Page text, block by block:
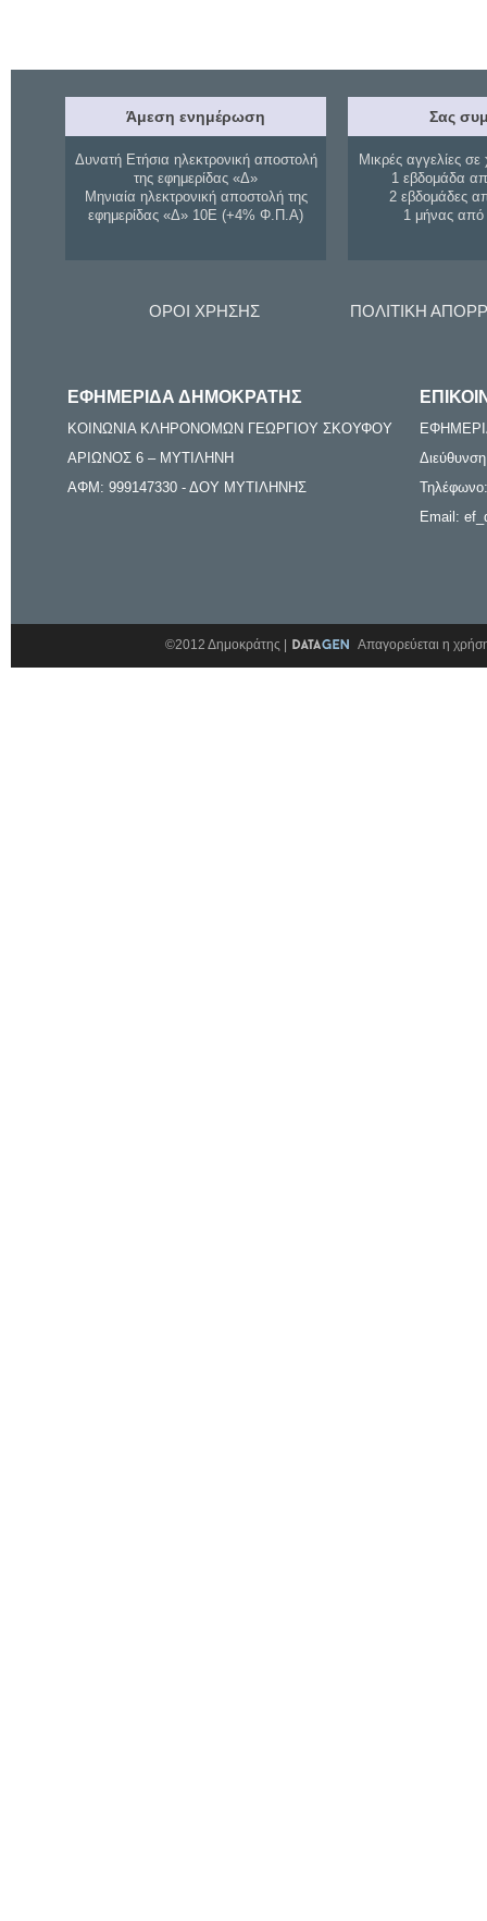
Άμεση ενημέρωση
Δυνατή Ετήσια ηλεκτρονική αποστολή
της εφημερίδας «Δ»
Μηνιαία ηλεκτρονική αποστολή της
εφημερίδας «Δ» 10Ε (+4% Φ.Π.Α)
Σας
Μικρές αγγελίες σε
1 εβδομάδα
2 εβδομάδες
1 μήνας
ΟΡΟΙ ΧΡΗΣΗΣ ΠΟΛΙΤΙΚΗ
ΕΦΗΜΕΡΙΔΑ ΔΗΜΟΚΡΑΤΗΣ
ΚΟΙΝΩΝΙΑ ΚΛΗΡΟΝΟΜΩΝ ΓΕΩΡΓΙΟΥ ΣΚΟΥΦΟΥ
ΑΡΙΩΝΟΣ 6 – ΜΥΤΙΛΗΝΗ
ΑΦΜ: 999147330 - ΔΟΥ ΜΥΤΙΛΗΝΗΣ
Email:
©2012 Δημοκράτης | Απαγορεύεται η